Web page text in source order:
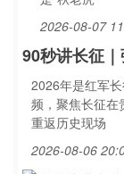
2026-08-07
90秒讲长征
2026年是红军
频，聚焦长征在
重返历史现场
2026-08-06